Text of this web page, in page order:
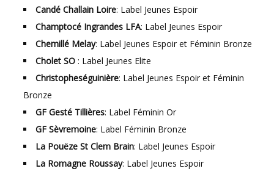
Candé Challain Loire: Label Jeunes Espoir
Champtocé Ingrandes LFA: Label Jeunes Espoir
Chemillé Melay: Label Jeunes Espoir et Féminin Bronze
Cholet SO : Label Jeunes Elite
Christopheséguinière: Label Jeunes Espoir et Féminin
Bronze
GF Gesté Tillières: Label Féminin Or
GF Sèvremoine: Label Féminin Bronze
La Pouëze St Clem Brain: Label Jeunes Espoir
La Romagne Roussay: Label Jeunes Espoir